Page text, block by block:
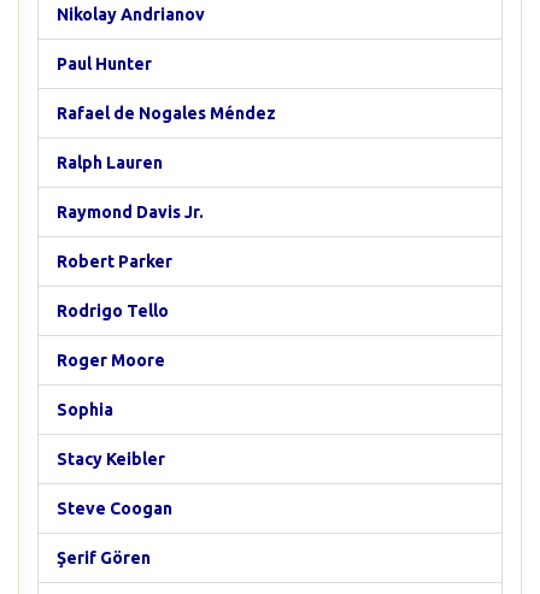
Nikolay Andrianov
Paul Hunter
Rafael de Nogales Méndez
Ralph Lauren
Raymond Davis Jr.
Robert Parker
Rodrigo Tello
Roger Moore
Sophia
Stacy Keibler
Steve Coogan
Şerif Gören